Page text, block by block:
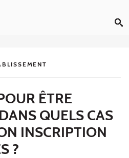
ÊTRE
QUELS CAS
INSCRIPTION
?